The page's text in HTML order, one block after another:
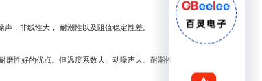
，非线性大， 耐潮性以及阻值稳定性差。
性好的优点。但温度系数大、动噪声大、耐潮性